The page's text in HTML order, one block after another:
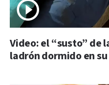
Video: el “susto” de
ladrón dormido en